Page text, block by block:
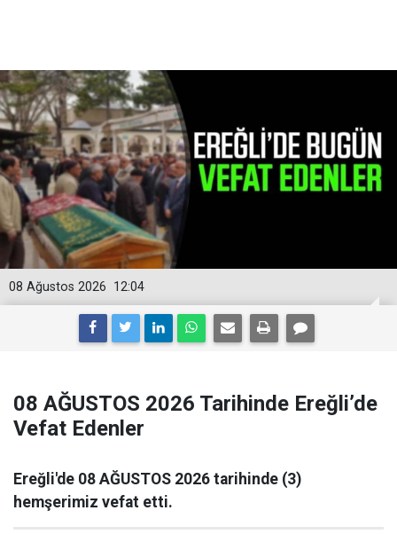
12:04
08 Ağustos 2026
08 AĞUSTOS 2026 Tarihinde Ereğli’de
Vefat Edenler
Ereğli'de 08 AĞUSTOS 2026 tarihinde (3)
hemşerimiz vefat etti.